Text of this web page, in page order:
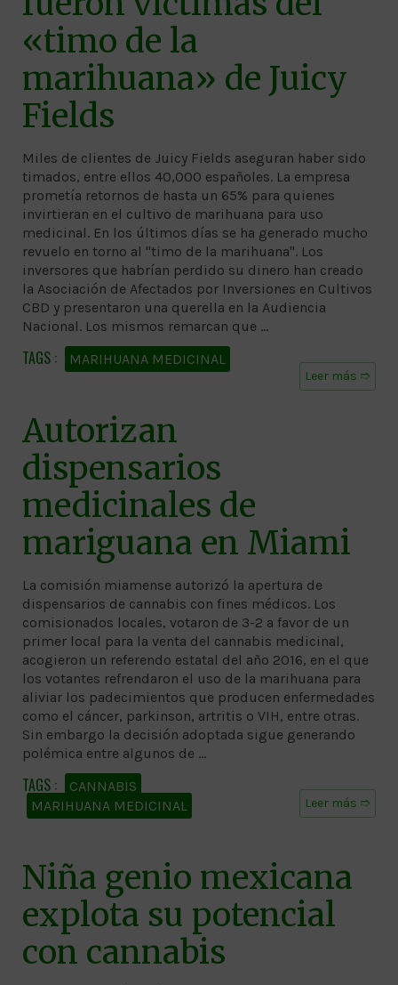
«timo de la
marihuana» de Juicy
Fields
Miles de clientes de Juicy Fields aseguran haber sido
timados, entre ellos 40,000 españoles. La empresa
prometía retornos de hasta un 65% para quienes
invirtieran en el cultivo de marihuana para uso
medicinal. En los últimos días se ha generado mucho
revuelo en torno al "timo de la marihuana". Los
inversores que habrían perdido su dinero han creado
la Asociación de Afectados por Inversiones en Cultivos
CBD y presentaron una querella en la Audiencia
Nacional. Los mismos remarcan que …
Leer más ➱
MARIHUANA MEDICINAL
Autorizan
dispensarios
medicinales de
mariguana en Miami
La comisión miamense autorizó la apertura de
dispensarios de cannabis con fines médicos. Los
comisionados locales, votaron de 3-2 a favor de un
primer local para la venta del cannabis medicinal,
acogieron un referendo estatal del año 2016, en el que
los votantes refrendaron el uso de la marihuana para
aliviar los padecimientos que producen enfermedades
como el cáncer, parkinson, artritis o VIH, entre otras.
Sin embargo la decisión adoptada sigue generando
polémica entre algunos de …
Leer más ➱
CANNABIS
MARIHUANA MEDICINAL
Niña genio mexicana
explota su potencial
con cannabis